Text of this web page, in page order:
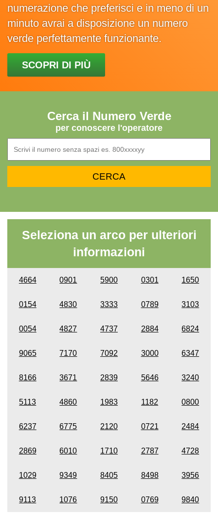
numerazione che preferisci e in meno di un
minuto avrai a disposizione un numero
verde perfettamente funzionante.
SCOPRI DI PIÙ
Cerca il Numero Verde
per conoscere l'operatore
Seleziona un arco per ulteriori
informazioni
4664 0901 5900 0301 1650
0154 4830 3333 0789 3103
0054 4827 4737 2884 6824
9065 7170 7092 3000 6347
8166 3671 2839 5646 3240
5113 4860 1983 1182 0800
6237 6775 2120 0721 2484
2869 6010 1710 2787 4728
1029 9349 8405 8498 3956
9113 1076 9150 0769 9840